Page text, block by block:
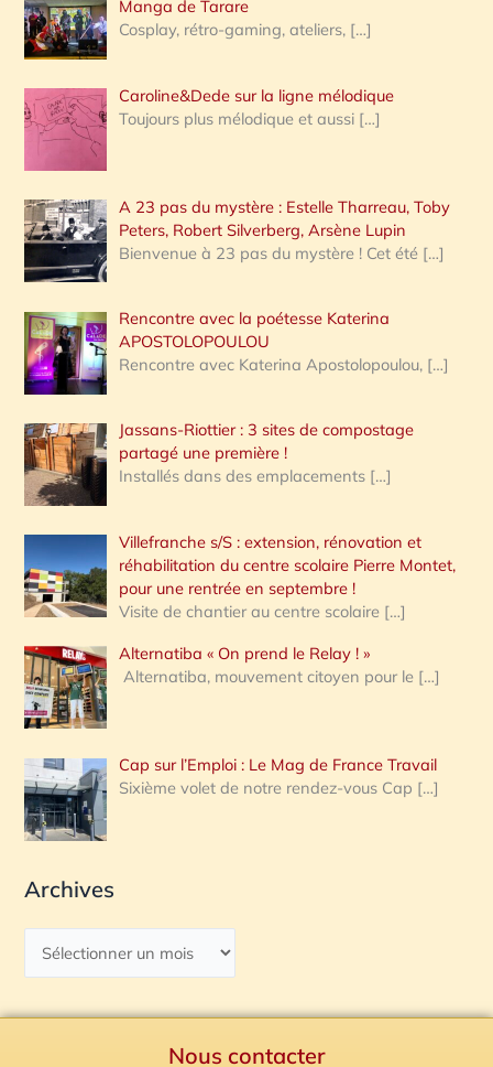
Manga de Tarare
Cosplay, rétro-gaming, ateliers, […]
Caroline&Dede sur la ligne mélodique
Toujours plus mélodique et aussi […]
A 23 pas du mystère : Estelle Tharreau, Toby
Peters, Robert Silverberg, Arsène Lupin
Bienvenue à 23 pas du mystère ! Cet été […]
Rencontre avec la poétesse Katerina
APOSTOLOPOULOU
Rencontre avec Katerina Apostolopoulou, […]
Jassans-Riottier : 3 sites de compostage
partagé une première !
Installés dans des emplacements […]
Villefranche s/S : extension, rénovation et
réhabilitation du centre scolaire Pierre Montet,
pour une rentrée en septembre !
Visite de chantier au centre scolaire […]
Alternatiba « On prend le Relay ! »
Alternatiba, mouvement citoyen pour le […]
Cap sur l’Emploi : Le Mag de France Travail
Sixième volet de notre rendez-vous Cap […]
Archives
Nous contacter